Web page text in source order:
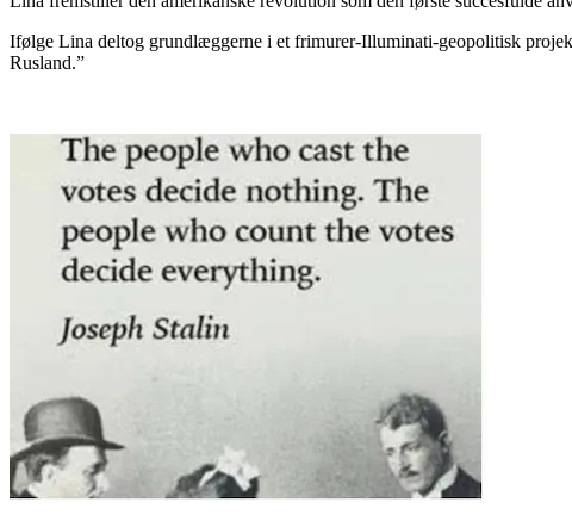
Ifølge Lina deltog grundlæggerne i et frimurer-Illuminati-geopolitisk
Rusland.”